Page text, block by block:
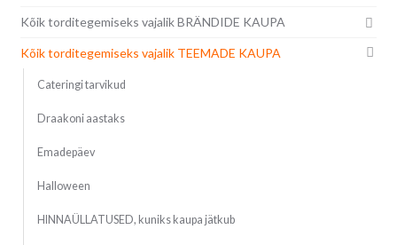
Kõik torditegemiseks vajalik BRÄNDIDE KAUPA
Kõik torditegemiseks vajalik TEEMADE KAUPA
Cateringi tarvikud
Draakoni aastaks
Emadepäev
Halloween
HINNAÜLLATUSED, kuniks kaupa jätkub